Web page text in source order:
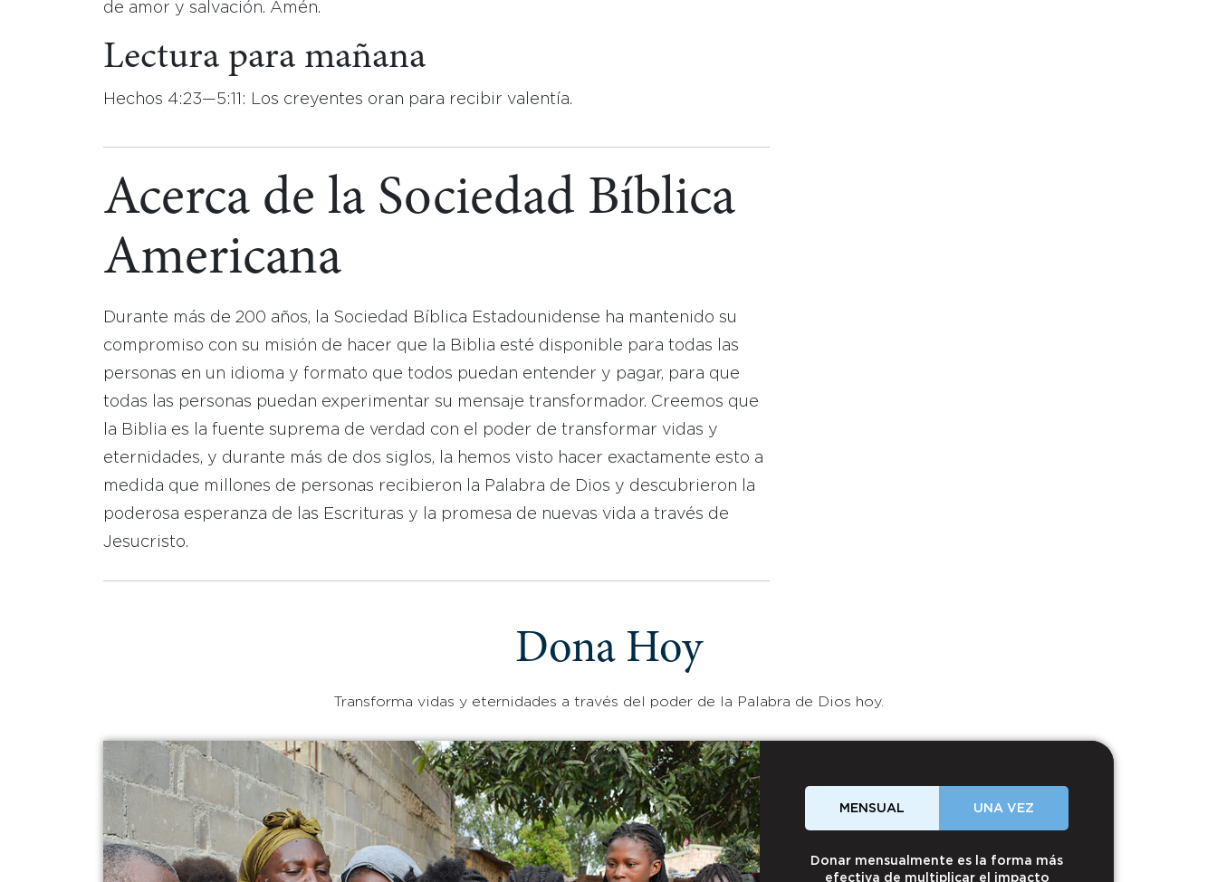
de amor y salvación. Amén.
Lectura para mañana
Hechos 4:23—5:11: Los creyentes oran para recibir valentía.
Acerca de la Sociedad Bíblica
Americana
Durante más de 200 años, la Sociedad Bíblica Estadounidense ha mantenido su
compromiso con su misión de hacer que la Biblia esté disponible para todas las
personas en un idioma y formato que todos puedan entender y pagar, para que
todas las personas puedan experimentar su mensaje transformador. Creemos que
la Biblia es la fuente suprema de verdad con el poder de transformar vidas y
eternidades, y durante más de dos siglos, la hemos visto hacer exactamente esto a
medida que millones de personas recibieron la Palabra de Dios y descubrieron la
poderosa esperanza de las Escrituras y la promesa de nuevas vida a través de
Jesucristo.
Dona Hoy
Transforma vidas y eternidades a través del poder de la Palabra de Dios hoy.
MENSUAL UNA VEZ
Donar mensualmente es la forma más
efectiva de multiplicar el impacto